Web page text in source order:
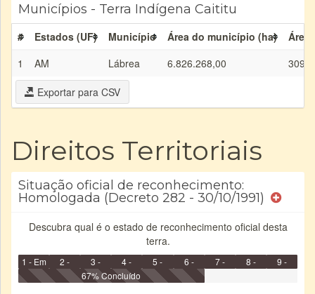
Municípios - Terra Indígena Caititu
# Estados (UF) Município Área do município (ha)
Área
1
AM Lábrea 6.826.268,00
Exportar para CSV
Direitos Territoriais
Situação oficial de reconhecimento:
Homologada (Decreto 282 - 30/10/1991)
Descubra qual é o estado de reconhecimento oficial desta
terra.
1 - Em
Identificação
2 -
Identificada
3 -
Declarada
4 -
Reservada
5 -
Homologada
6 -
Registrada
7 -
Restrição
8 -
9 -
67% Concluído